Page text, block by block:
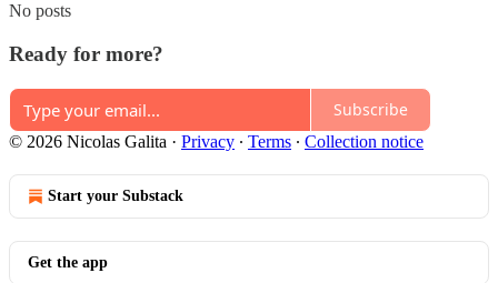
No posts
Ready for more?
Subscribe
© 2026 Nicolas Galita · Privacy ∙ Terms ∙ Collection notice
Start your Substack
Get the app